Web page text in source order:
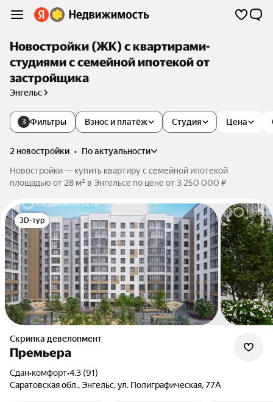
Новостройки (ЖК) с квартирами-
студиями с семейной ипотекой от
застройщика
Энгельс
3 Фильтры Цена
Взнос и платёж Студия
2 новостройки •
по актуальности
Новостройки — купить квартиру с семейной ипотекой
площадью от 28 м² в Энгельсе по цене от 3 250 000 ₽
3D-тур
Скрипка девелопмент
Премьера
Сдан•комфорт•4.3 (91)
Саратовская обл., Энгельс, ул. Полиграфическая, 77А